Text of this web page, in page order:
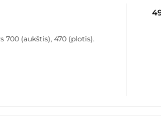
700 (aukštis), 470 (plotis).